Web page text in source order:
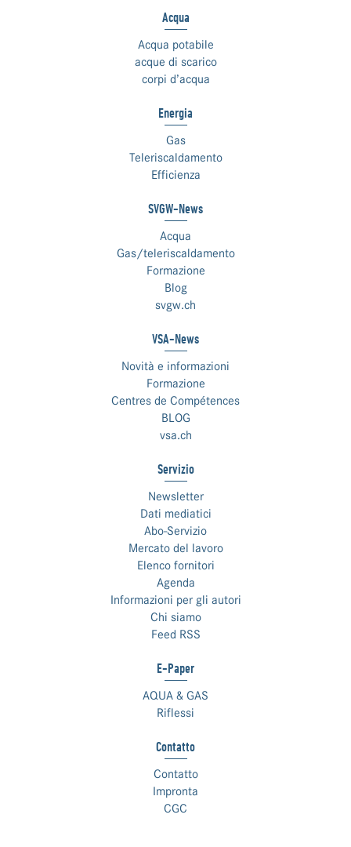
Acqua
Acqua potabile
acque di scarico
corpi d’acqua
Energia
Gas
Teleriscaldamento
Efficienza
SVGW-News
Acqua
Gas/teleriscaldamento
Formazione
Blog
svgw.ch
VSA-News
Novità e informazioni
Formazione
Centres de Compétences
BLOG
vsa.ch
Servizio
Newsletter
Dati mediatici
Abo-Servizio
Mercato del lavoro
Elenco fornitori
Agenda
Informazioni per gli autori
Chi siamo
Feed RSS
E-Paper
AQUA & GAS
Riflessi
Contatto
Contatto
Impronta
CGC